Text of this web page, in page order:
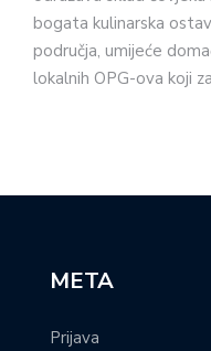
bogata kulinarska
područja, umijeće
lokalnih OPG-ova koji
META
Prijava